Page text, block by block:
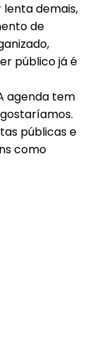
lenta demais,
de
público já é
agenda tem
públicas e
como